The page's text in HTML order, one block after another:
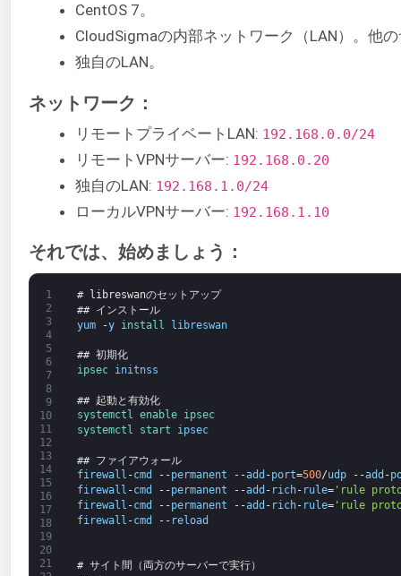
CentOS 7。
CloudSigmaの内部ネットワーク（LAN）。他
独自のLAN。
ネットワーク：
リモートプライベートLAN: 192.168.0.0/24
リモートVPNサーバー: 192.168.0.20
独自のLAN: 192.168.1.0/24
ローカルVPNサーバー: 192.168.1.10
それでは、始めましょう：
1
2
3
4
5
6
7
8
9
10
11
12
13
14
15
16
17
18
19
20
21
# libreswanのセットアップ
## インストール
yum
-y install libreswan
## 初期化
ipsec initnss
## 起動と有効化
systemctl enable ipsec
systemctl
start ipsec
## ファイアウォール
firewall -cmd --permanent --add -port=500/udp --add -
firewall -cmd --permanent --add - rich- rule='rule
firewall -cmd --permanent --add - rich- rule='rule
firewall -cmd -- reload
# サイト間（両方のサーバーで実行）